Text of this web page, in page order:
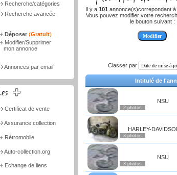
Recherche/catégories
Recherche avancée
Déposer (Gratuit)
Modifier/Supprimer
mon annonce
Annonces par email
Certificat de vente
Assurance collection
Rétromobile
Auto-collection.org
Echange de liens
Il y a 101 annonce(s)correpondant
Vous pouvez modifier votre
le bouton suivant :
Classer par
Intitulé de
NSU
2 photos
HARLEY-
3 photos
NSU
3 photos